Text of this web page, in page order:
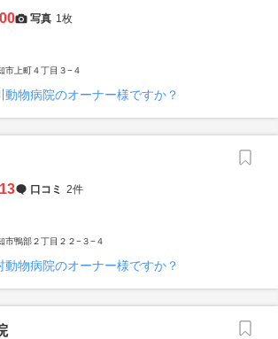
写真 1枚
市上町４丁目３−４
動物病院のオーナー様ですか？
口コミ 2件
市鴨部２丁目２２−３−４
動物病院のオーナー様ですか？